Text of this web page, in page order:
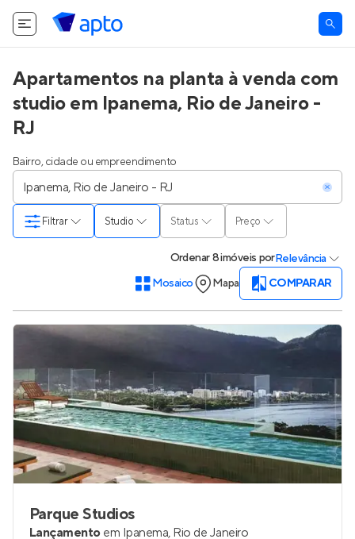
Apartamentos na planta à venda com
studio em Ipanema, Rio de Janeiro -
RJ
Bairro, cidade ou empreendimento
Studio Status Preço
Filtrar
Ordenar8 imóveis porRelevância
Mosaico
Mapa COMPARAR
Parque Studios
Lançamento em Ipanema, Rio de Janeiro